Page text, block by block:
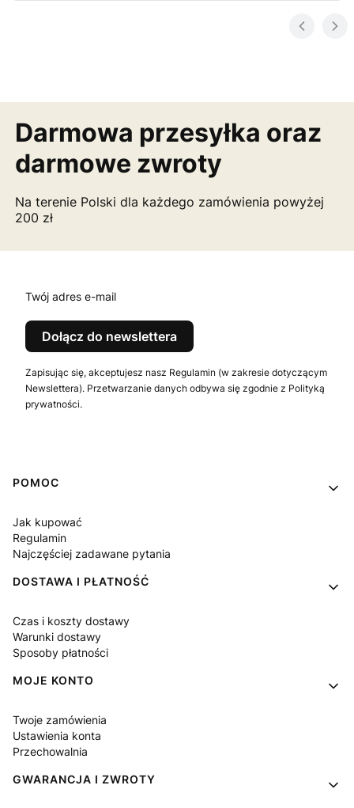
Darmowa przesyłka oraz
darmowe zwroty
Na terenie Polski dla każdego zamówienia powyżej
200 zł
Twój adres e-mail
Dołącz do newslettera
Zapisując się, akceptujesz nasz Regulamin (w zakresie dotyczącym
Newslettera). Przetwarzanie danych odbywa się zgodnie z Polityką
prywatności.
Linki w stopce
POMOC
Jak kupować
Regulamin
Najczęściej zadawane pytania
DOSTAWA I PŁATNOŚĆ
Czas i koszty dostawy
Warunki dostawy
Sposoby płatności
MOJE KONTO
Twoje zamówienia
Ustawienia konta
Przechowalnia
GWARANCJA I ZWROTY